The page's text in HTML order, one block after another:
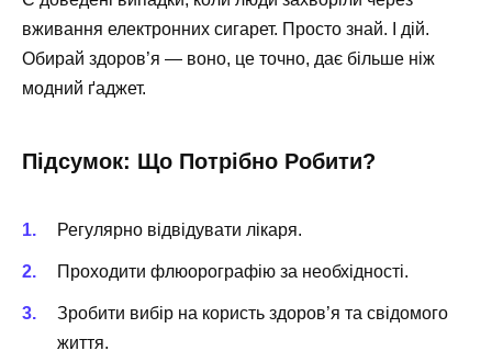
вживання електронних сигарет. Просто знай. І дій.
Обирай здоров’я — воно, це точно, дає більше ніж
модний ґаджет.
Підсумок: Що Потрібно Робити?
Регулярно відвідувати лікаря.
Проходити флюорографію за необхідності.
Зробити вибір на користь здоров’я та свідомого
життя.